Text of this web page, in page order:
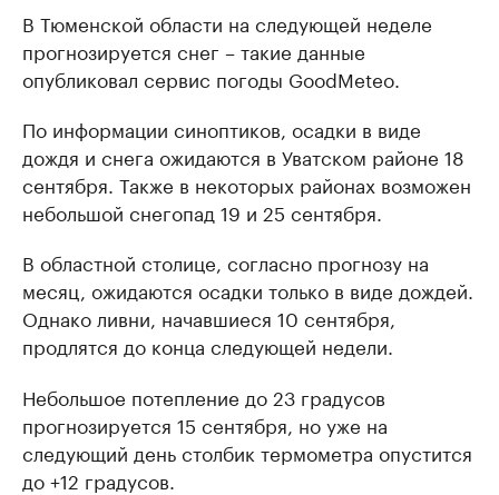
В Тюменской области на следующей неделе
прогнозируется снег – такие данные
опубликовал сервис погоды GoodMeteo.
По информации синоптиков, осадки в виде
дождя и снега ожидаются в Уватском районе 18
сентября. Также в некоторых районах возможен
небольшой снегопад 19 и 25 сентября.
В областной столице, согласно прогнозу на
месяц, ожидаются осадки только в виде дождей.
Однако ливни, начавшиеся 10 сентября,
продлятся до конца следующей недели.
Небольшое потепление до 23 градусов
прогнозируется 15 сентября, но уже на
следующий день столбик термометра опустится
до +12 градусов.